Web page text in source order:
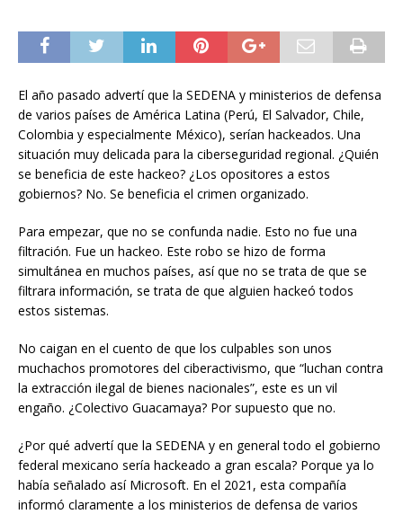
El año pasado advertí que la SEDENA y ministerios de defensa
de varios países de América Latina (Perú, El Salvador, Chile,
Colombia y especialmente México), serían hackeados. Una
situación muy delicada para la ciberseguridad regional. ¿Quién
se beneficia de este hackeo? ¿Los opositores a estos
gobiernos? No. Se beneficia el crimen organizado.
Para empezar, que no se confunda nadie. Esto no fue una
filtración. Fue un hackeo. Este robo se hizo de forma
simultánea en muchos países, así que no se trata de que se
filtrara información, se trata de que alguien hackeó todos
estos sistemas.
No caigan en el cuento de que los culpables son unos
muchachos promotores del ciberactivismo, que “luchan contra
la extracción ilegal de bienes nacionales”, este es un vil
engaño. ¿Colectivo Guacamaya? Por supuesto que no.
¿Por qué advertí que la SEDENA y en general todo el gobierno
federal mexicano sería hackeado a gran escala? Porque ya lo
había señalado así Microsoft. En el 2021, esta compañía
informó claramente a los ministerios de defensa de varios